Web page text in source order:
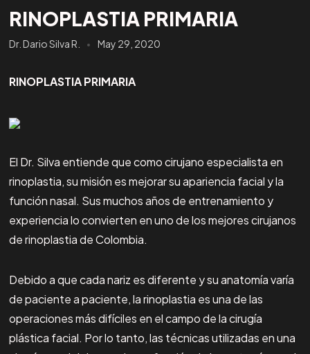
RINOPLASTIA PRIMARIA
Dr. Dario Silva R. May 29, 2020
RINOPLASTIA PRIMARIA
El Dr. Silva entiende que como cirujano especialista en
rinoplastia, su misión es mejorar su apariencia facial y la
función nasal. Sus muchos años de entrenamiento y
experiencia lo convierten en uno de los mejores cirujanos
de rinoplastia de Colombia.
Debido a que cada nariz es diferente y su anatomía varía
de paciente a paciente, la rinoplastia es una de las
operaciones más difíciles en el campo de la cirugía
plástica facial. Por lo tanto, las técnicas utilizadas en una